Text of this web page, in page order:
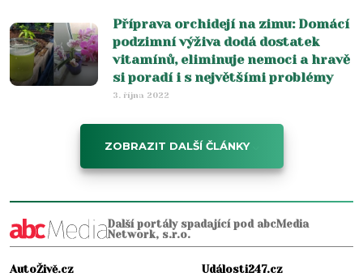
Příprava orchidejí na zimu: Domácí
podzimní výživa dodá dostatek
vitamínů, eliminuje nemoci a hravě
si poradí i s největšími problémy
3. října 2022
ZOBRAZIT DALŠÍ ČLÁNKY
Další portály spadající pod abcMedia
Network, s.r.o.
AutoŽivě.cz
Události247.cz